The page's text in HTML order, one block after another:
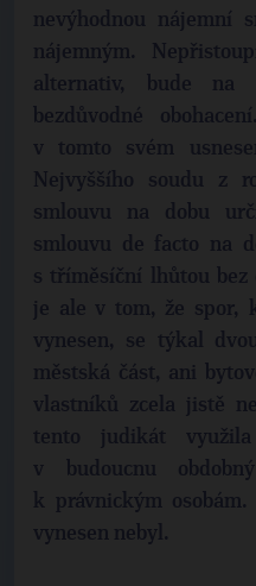
nevýhodnou nájemní
nájemným.
alternativ, bude na
bezdůvodné
v tomto svém
Nejvyššího soudu z
smlouvu na dobu
smlouvu de facto na
s tříměsíční lhůtou bez
je ale v tom, že spor,
vynesen, se týkal
městská část, ani
vlastníků zcela jistě
tento judikát
v budoucnu
k právnickým
vynesen nebyl.